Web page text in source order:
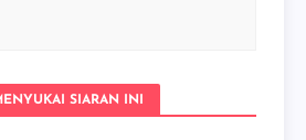
SIARAN INI